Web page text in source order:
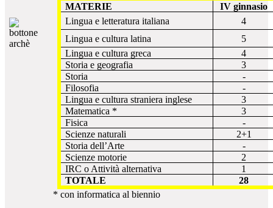
MATERIE
IV ginnasio
Lingua e letteratura italiana
4
Lingua e cultura latina
5
Lingua e cultura greca
4
Storia e geografia
3
Storia
-
Filosofia
-
Lingua e cultura straniera inglese
3
Matematica *
3
Fisica
-
Scienze naturali
2+1
Storia dell’Arte
-
Scienze motorie
2
IRC o Attività alternativa
1
TOTALE
28
* con informatica al biennio